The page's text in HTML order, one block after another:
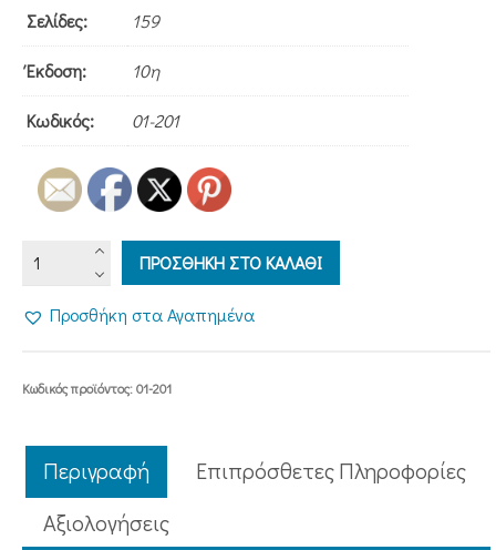
Σελίδες: 159
Έκδοση: 10η
Κωδικός: 01-201
ΟΙ
ΦΙΛΟΙ
ΠΡΟΣΘΗΚΗ ΣΤΟ ΚΑΛΑΘΙ
Προσθήκη στα Αγαπημένα
Κωδικός προϊόντος:01-201
Περιγραφή
Επιπρόσθετες Πληροφορίες
Aξιολογήσεις